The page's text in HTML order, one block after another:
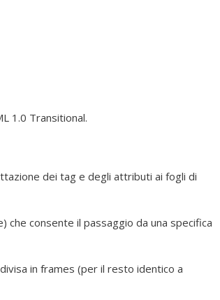
1.0 Transitional.
dei tag e degli attributi ai fogli di
consente il passaggio da una specifica
in frames (per il resto identico a